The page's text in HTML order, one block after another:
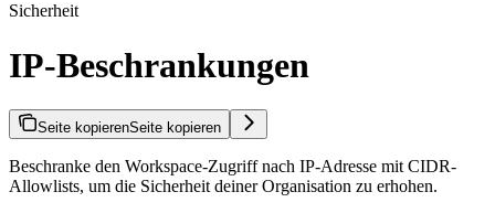
Sicherheit
IP-Beschrankungen
Seite kopierenSeite kopieren
Beschranke den Workspace-Zugriff nach IP-Adresse mit CIDR-
Allowlists, um die Sicherheit deiner Organisation zu erhohen.